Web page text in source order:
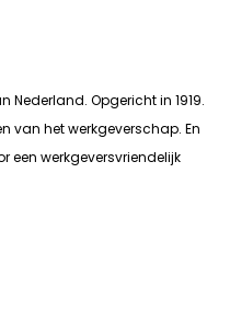
Nederland. Opgericht in 1919.
van het werkgeverschap. En
een werkgeversvriendelijk